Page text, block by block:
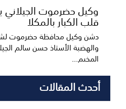
وكيل حضرموت
قلب الكبار بالمكلا
دشن وكيل محافظة حضرموت
والهضبة الأستاذ حسن سالم
المخيم...
أحدث المقالات